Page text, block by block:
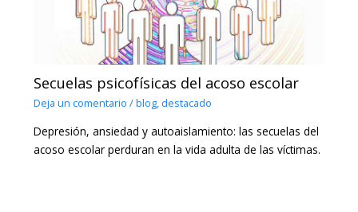
Secuelas psicofísicas del acoso escolar
Deja un comentario /blog, destacado
Depresión, ansiedad y autoaislamiento: las secuelas del
acoso escolar perduran en la vida adulta de las víctimas.